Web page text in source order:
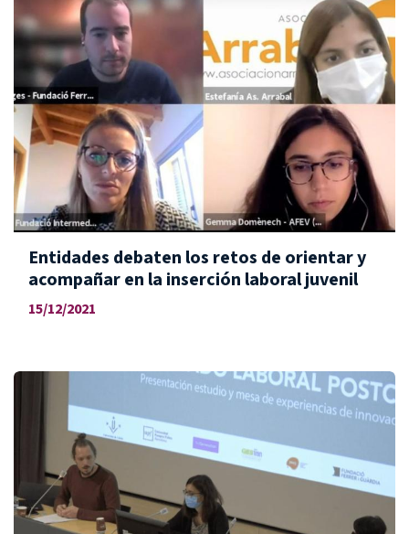
Entidades debaten los retos de orientar y
acompañar en la inserción laboral juvenil
15/12/2021